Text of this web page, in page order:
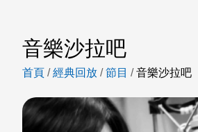
音樂沙拉吧
首頁 /經典回放 /節目 /音樂沙拉吧